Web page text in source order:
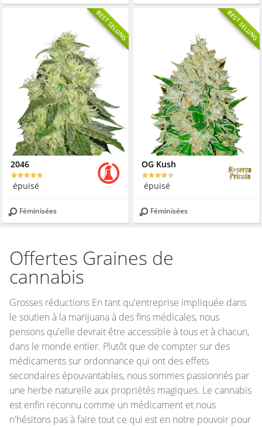
BEST SELLING
2046
épuisé
Féminisées
BEST SELLING
OG Kush
épuisé
Féminisées
Offertes Graines de
cannabis
Grosses réductions En tant qu'entreprise impliquée dans
le soutien à la marijuana à des fins médicales, nous
pensons qu'elle devrait être accessible à tous et à chacun,
dans le monde entier. Plutôt que de compter sur des
médicaments sur ordonnance qui ont des effets
secondaires épouvantables, nous sommes passionnés par
une herbe naturelle aux propriétés magiques. Le cannabis
est enfin reconnu comme un médicament et nous
n'hésitons pas à faire tout ce qui est en notre pouvoir pour